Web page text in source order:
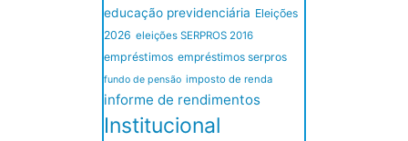
educação previdenciária Eleições
2026 eleições SERPROS 2016
empréstimos empréstimos serpros
fundo de pensão imposto de renda
informe de rendimentos
Institucional